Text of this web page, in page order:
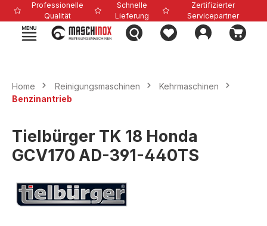
springen
Professionelle
Qualität
Schnelle
Lieferung
Zertifizierter
Servicepartner
Home Reinigungsmaschinen
Kehrmaschinen
Benzinantrieb
Tielbürger TK 18 Honda
GCV170 AD-391-440TS